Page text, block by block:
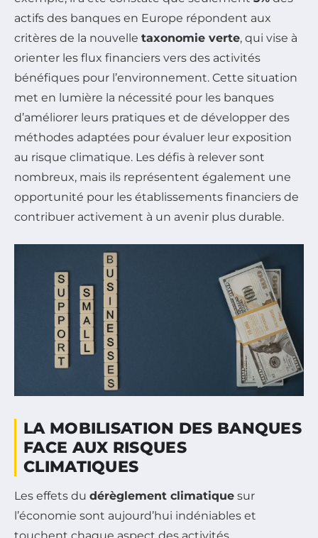
actifs des banques en Europe répondent aux
critères de la nouvelle taxonomie verte, qui vise à
orienter les flux financiers vers des activités
bénéfiques pour l’environnement. Cette situation
met en lumière la nécessité pour les banques
d’améliorer leurs pratiques et de développer des
méthodes adaptées pour évaluer leur exposition
au risque climatique. Les défis à relever sont
nombreux, mais ils représentent également une
opportunité pour les établissements financiers de
contribuer activement à un avenir plus durable.
LA MOBILISATION DES BANQUES
FACE AUX RISQUES
CLIMATIQUES
Les effets du dérèglement climatique sur
l’économie sont aujourd’hui indéniables et
touchent chaque aspect des activités